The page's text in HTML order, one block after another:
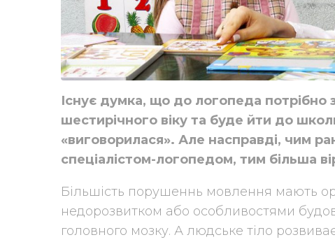
Існує думка, що до логопеда потрібно
шестирічного віку та буде йти до
«виговорилася». Але насправді, чим
спеціалістом-логопедом, тим більша
Більшість порушеннь мовлення мають
недорозвитком або особливостями
головного мозку. А людське тіло